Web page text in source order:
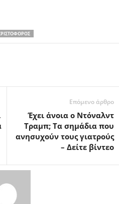
Επόμενο άρθρο
Έχει άνοια ο Ντόναλντ
Τραμπ; Τα σημάδια που
ανησυχούν τους γιατρούς
– Δείτε βίντεο